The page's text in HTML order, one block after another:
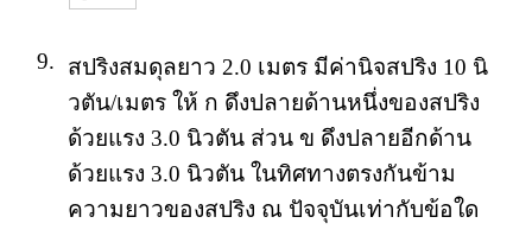
9.
สปริงสมดุลยาว 2.0 เมตร มีค่านิจสปริง 10 นิ
วตัน/เมตร ให้ ก ดึงปลายด้านหนึ่งของสปริง
ด้วยแรง 3.0 นิวตัน ส่วน ข ดึงปลายอีกด้าน
ด้วยแรง 3.0 นิวตัน ในทิศทางตรงกันข้าม
ความยาวของสปริง ณ ปัจจุบันเท่ากับข้อใด